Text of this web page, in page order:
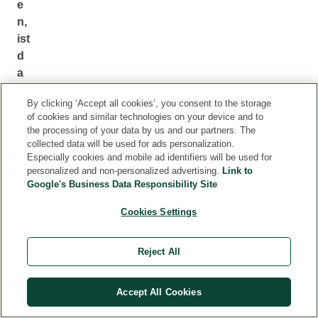
e
n,
ist
d
a
By clicking ‘Accept all cookies’, you consent to the storage
of cookies and similar technologies on your device and to
the processing of your data by us and our partners. The
collected data will be used for ads personalization.
Especially cookies and mobile ad identifiers will be used for
personalized and non-personalized advertising. Link to
Google's Business Data Responsibility Site
Cookies Settings
Reject All
Accept All Cookies